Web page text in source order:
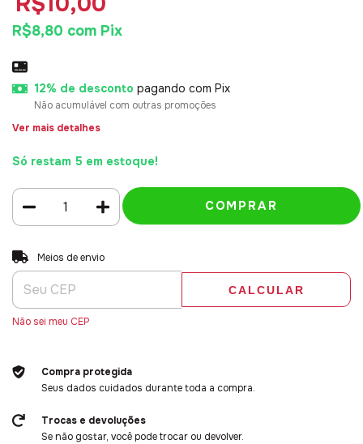
R$8,80 com Pix
12% de desconto pagando com Pix
Não acumulável com outras promoções
Ver mais detalhes
Só restam 5 em estoque!
Entregas para o CEP:
Meios de envio
CALCULAR
Não sei meu CEP
Compra protegida
Seus dados cuidados durante toda a compra.
Trocas e devoluções
Se não gostar, você pode trocar ou devolver.